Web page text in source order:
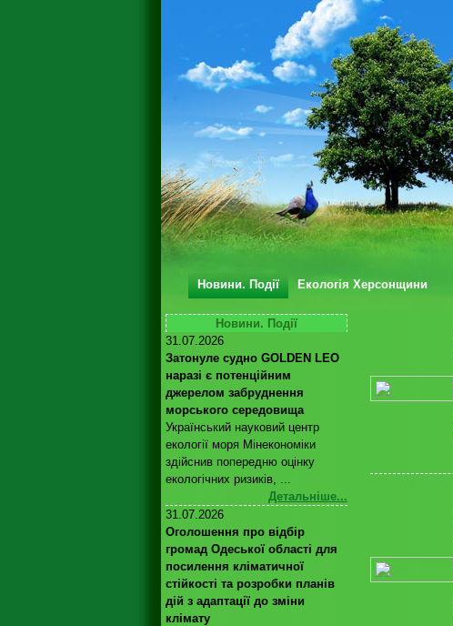
Новини. Події Екологія Херсонщини
Новини. Події
31.07.2026
Затонуле судно GOLDEN LEO
наразі є потенційним
джерелом забруднення
морського середовища
Український науковий центр
екології моря Мінекономіки
здійснив попередню оцінку
екологічних ризиків, ...
Детальніше...
31.07.2026
Оголошення про відбір
громад Одеської області для
посилення кліматичної
стійкості та розробки планів
дій з адаптації до зміни
клімату